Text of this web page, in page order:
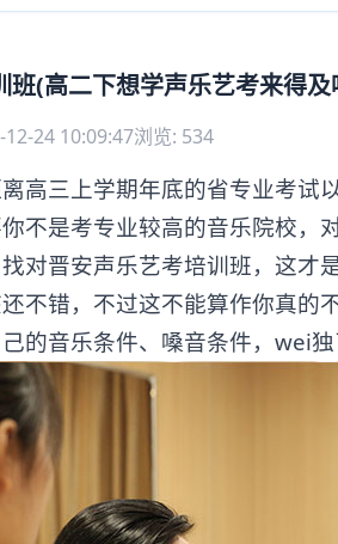
班(高二下想学声乐艺考来得及
12-24 10:09:47浏览: 534
三上学期年底的省专业考试
不是考专业较高的音乐院校，
对晋安声乐艺考培训班，这才
不错，不过这不能算作你真的
的音乐条件、嗓音条件，wei独